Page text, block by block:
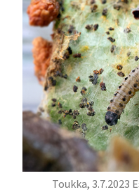
Toukka, 3.7.2023